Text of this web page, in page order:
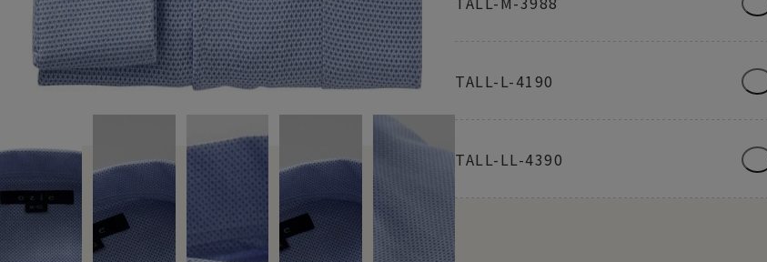
TALL-L-4190
TALL-LL-4390